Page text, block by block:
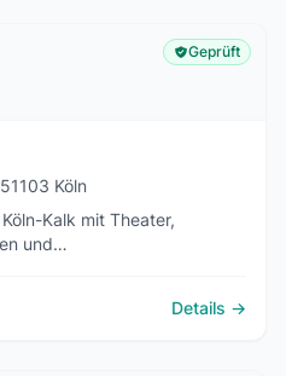
Geprüft
Köln
Kalk mit Theater,
und
Details →